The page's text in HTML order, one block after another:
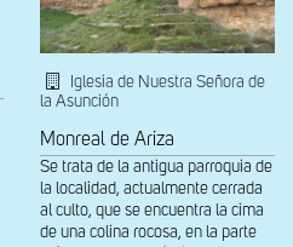
Iglesia de Nuestra Señora de
la Asunción
Monreal de Ariza
Se trata de la antigua parroquia de
la localidad, actualmente cerrada
al culto, que se encuentra la cima
de una colina rocosa, en la parte